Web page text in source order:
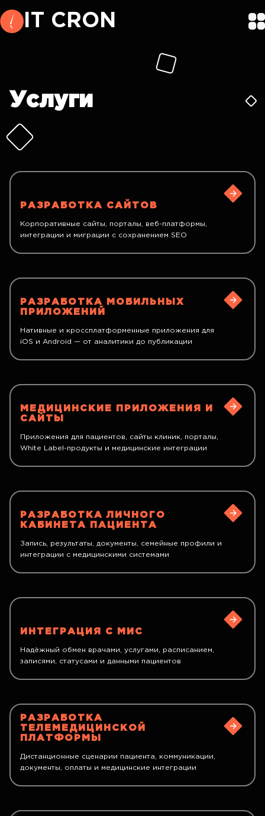
IT CRON
Услуги
РАЗРАБОТКА САЙТОВ
Корпоративные сайты, порталы, веб-платформы,
интеграции и миграции с сохранением SEO
РАЗРАБОТКА МОБИЛЬНЫХ
ПРИЛОЖЕНИЙ
Нативные и кроссплатформенные приложения для
iOS и Android — от аналитики до публикации
МЕДИЦИНСКИЕ ПРИЛОЖЕНИЯ И
САЙТЫ
Приложения для пациентов, сайты клиник, порталы,
White Label-продукты и медицинские интеграции
РАЗРАБОТКА ЛИЧНОГО
КАБИНЕТА ПАЦИЕНТА
Запись, результаты, документы, семейные профили и
интеграции с медицинскими системами
ИНТЕГРАЦИЯ С МИС
Надёжный обмен врачами, услугами, расписанием,
записями, статусами и данными пациентов
РАЗРАБОТКА
ТЕЛЕМЕДИЦИНСКОЙ
ПЛАТФОРМЫ
Дистанционные сценарии пациента, коммуникации,
документы, оплаты и медицинские интеграции